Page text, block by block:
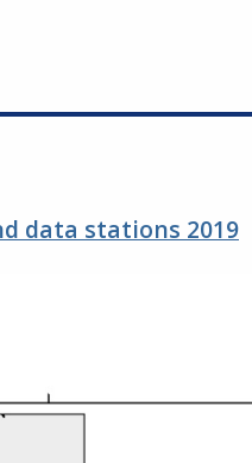
data stations 2019